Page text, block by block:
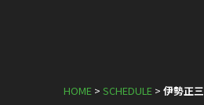
HOME> SCHEDULE> 伊勢正三